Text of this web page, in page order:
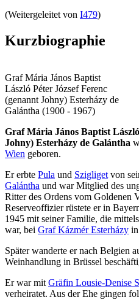
(Weitergeleitet von I479)
Kurzbiographie
Graf Mária János Baptist
László Péter József Ferenc
(genannt Johny) Esterházy de
Galántha (1900 - 1967)
Graf Mária János Baptist
Johny) Esterházy de Galántha
Wien geboren.
Er erbte Pula und Szigliget von
Galántha und war Mitglied des
Ritter des Ordens vom Goldenen
Reserveoffizier rüstete er in
1945 mit seiner Familie, die
war, bei Graf Kázmér Esterházy in
Später wanderte er nach Belgien
Weinhandlung in Brüssel
Er war mit Gräfin Lousie-Denise
verheiratet. Aus der Ehe gingen